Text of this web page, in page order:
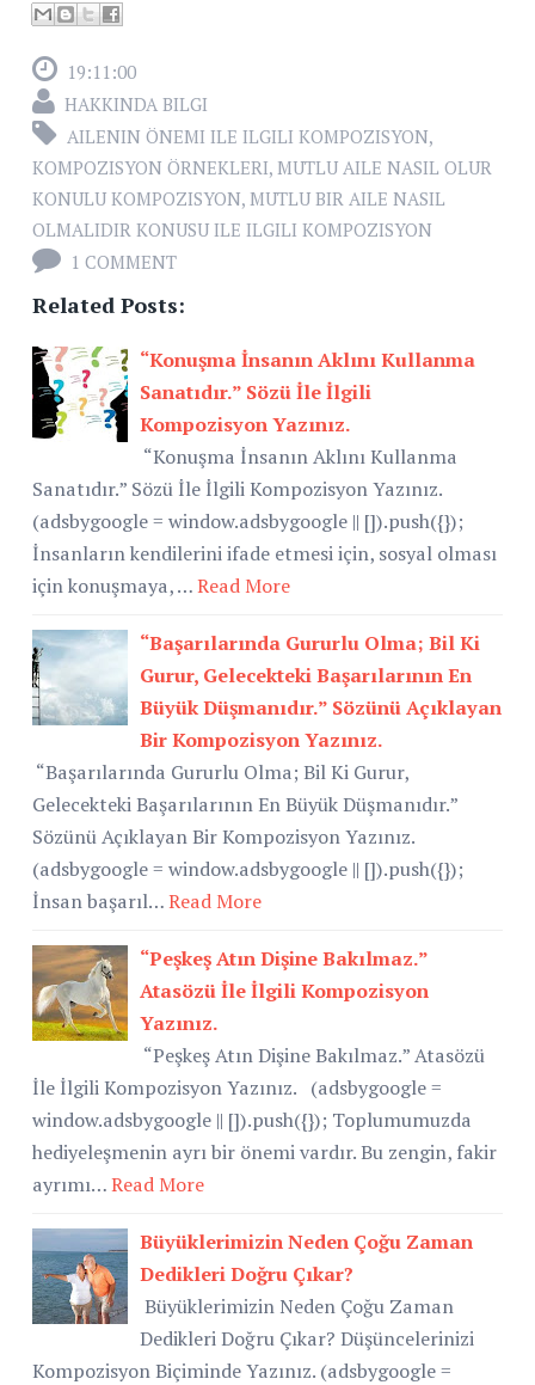
19:11:00
HAKKINDA BILGI
AILENIN ÖNEMI ILE ILGILI KOMPOZISYON,
KOMPOZISYON ÖRNEKLERI, MUTLU AILE NASIL OLUR
KONULU KOMPOZISYON, MUTLU BIR AILE NASIL
OLMALIDIR KONUSU ILE ILGILI KOMPOZISYON
1 COMMENT
Related Posts:
“Konuşma İnsanın Aklını Kullanma
Sanatıdır.” Sözü İle İlgili
Kompozisyon Yazınız.
“Konuşma İnsanın Aklını Kullanma
Sanatıdır.” Sözü İle İlgili Kompozisyon Yazınız.
(adsbygoogle = window.adsbygoogle || []).push({});
İnsanların kendilerini ifade etmesi için, sosyal olması
için konuşmaya, …Read More
“Başarılarında Gururlu Olma; Bil Ki
Gurur, Gelecekteki Başarılarının En
Büyük Düşmanıdır.” Sözünü Açıklayan
Bir Kompozisyon Yazınız.
“Başarılarında Gururlu Olma; Bil Ki Gurur,
Gelecekteki Başarılarının En Büyük Düşmanıdır.”
Sözünü Açıklayan Bir Kompozisyon Yazınız.
(adsbygoogle = window.adsbygoogle || []).push({});
İnsan başarıl…Read More
“Peşkeş Atın Dişine Bakılmaz.”
Atasözü İle İlgili Kompozisyon
Yazınız.
“Peşkeş Atın Dişine Bakılmaz.” Atasözü
İle İlgili Kompozisyon Yazınız. (adsbygoogle =
window.adsbygoogle || []).push({}); Toplumumuzda
hediyeleşmenin ayrı bir önemi vardır. Bu zengin, fakir
ayrımı…Read More
Büyüklerimizin Neden Çoğu Zaman
Dedikleri Doğru Çıkar?
Büyüklerimizin Neden Çoğu Zaman
Dedikleri Doğru Çıkar? Düşüncelerinizi
Kompozisyon Biçiminde Yazınız. (adsbygoogle =